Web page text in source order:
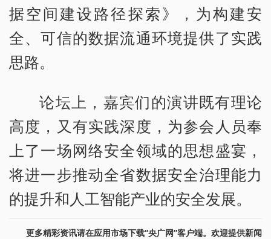
据空间建设路径探索》，为构建安
全、可信的数据流通环境提供了实践
思路。
论坛上，嘉宾们的演讲既有理论
高度，又有实践深度，为参会人员奉
上了一场网络安全领域的思想盛宴，
将进一步推动全省数据安全治理能力
的提升和人工智能产业的安全发展。
更多精彩资讯请在应用市场下载“央广网”客户端。欢迎提供新闻